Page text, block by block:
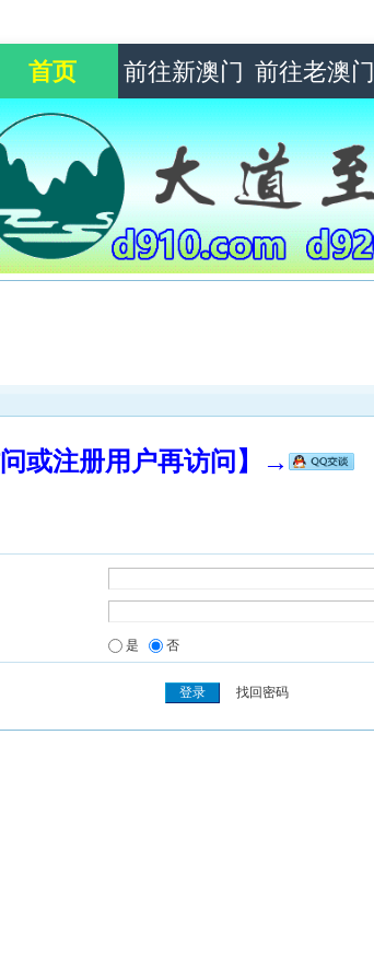
首页 前往新澳门 前往老澳门
问或注册用户再访问】→
是 否
找回密码